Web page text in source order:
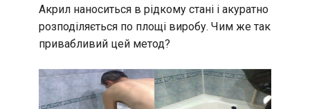
Акрил наноситься в рідкому стані і акуратно
розподіляється по площі виробу. Чим же так
привабливий цей метод?